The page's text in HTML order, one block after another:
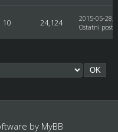
10 24,124
2015-05-28,
Ostatni post
by MyBB